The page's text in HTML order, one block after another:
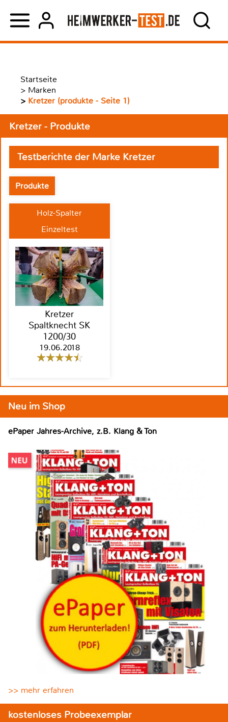
Startseite
> Marken
> Kretzer (produkte - Seite 1)
Kretzer - Produkte
Testberichte der Marke Kretzer
Produkte
Holz-Spalter
Einzeltest
Kretzer
Spaltknecht SK
1200/30
19.06.2018
Neu im Shop
ePaper Jahres-Archive, z.B. Klang & Ton
>> mehr erfahren
kostenloses Probeexemplar